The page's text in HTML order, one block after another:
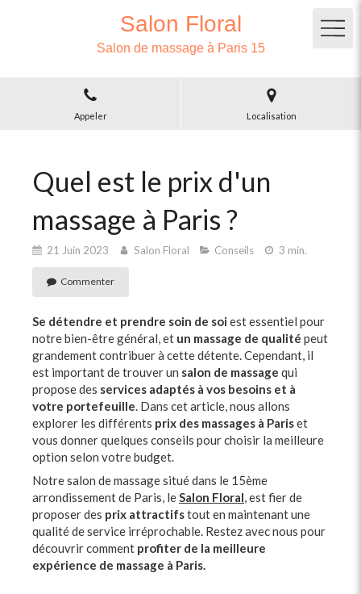
Salon Floral
Salon de massage à Paris 15
Appeler Localisation
Quel est le prix d'un
massage à Paris ?
21 Juin 2023 Salon Floral Conseils 3 min.
Commenter
Se détendre et prendre soin de soi est essentiel pour
notre bien-être général, et un massage de qualité peut
grandement contribuer à cette détente. Cependant, il
est important de trouver un salon de massage qui
propose des services adaptés à vos besoins et à
votre portefeuille . Dans cet article, nous allons
explorer les différents prix des massages à Pariset
vous donner quelques conseils pour choisir la meilleure
option selon votre budget.
Notre salon de massage situé dans le 15ème
arrondissement de Paris, le Salon Floral , est fier de
proposer des prix attractifstout en maintenant une
qualité de service irréprochable. Restez avec nous pour
découvrir comment profiter de la meilleure
expérience de massage à Paris.